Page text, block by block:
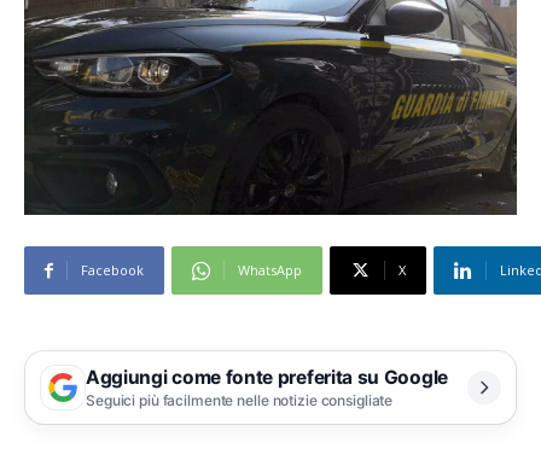
Facebook WhatsApp X
Aggiungi come fonte preferita su Google
Seguici più facilmente nelle notizie consigliate